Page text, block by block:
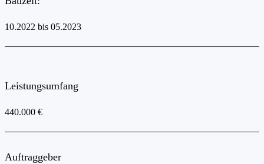
10.2022 bis 05.2023
Leistungsumfang
440.000 €
Auftraggeber